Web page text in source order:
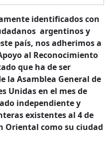
identificados con
argentinos y
país, nos adherimos a
al Reconocimiento
que ha de ser
la Asamblea General de
Unidas en el mes de
independiente y
existentes al 4 de
Oriental como su ciudad